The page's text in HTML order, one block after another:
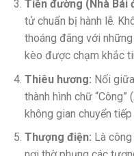
Tiền đường (Nhà Bái
tử chuẩn bị hành lễ.
thoáng đãng với
kèo được chạm khắc
Thiêu hương: Nối
thành hình chữ
không gian chuyển tiếp
Thượng điện: Là